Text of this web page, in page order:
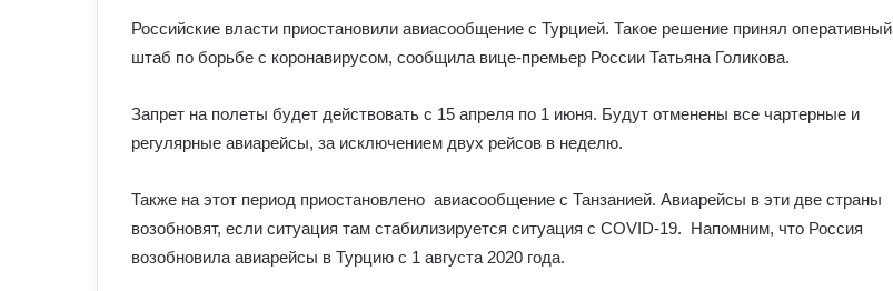
Российские власти приостановили авиасообщение с Турцией. Такое решение принял оперативный
штаб по борьбе с коронавирусом, сообщила вице-премьер России Татьяна Голикова.
Запрет на полеты будет действовать с 15 апреля по 1 июня. Будут отменены все чартерные и
регулярные авиарейсы, за исключением двух рейсов в неделю.
Также на этот период приостановлено авиасообщение с Танзанией. Авиарейсы в эти две страны
возобновят, если ситуация там стабилизируется ситуация с COVID-19. Напомним, что Россия
возобновила авиарейсы в Турцию с 1 августа 2020 года.
У Польщі знову побили українців: